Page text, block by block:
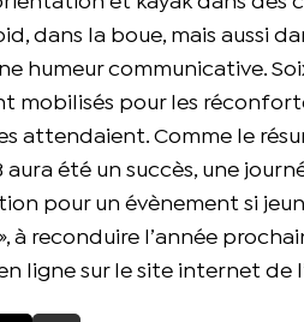
dans la boue, mais aussi
humeur communicative.
mobilisés pour les
attendaient. Comme le
aura été un succès, une
pour un évènement si
à reconduire l’année
ligne sur le site internet de